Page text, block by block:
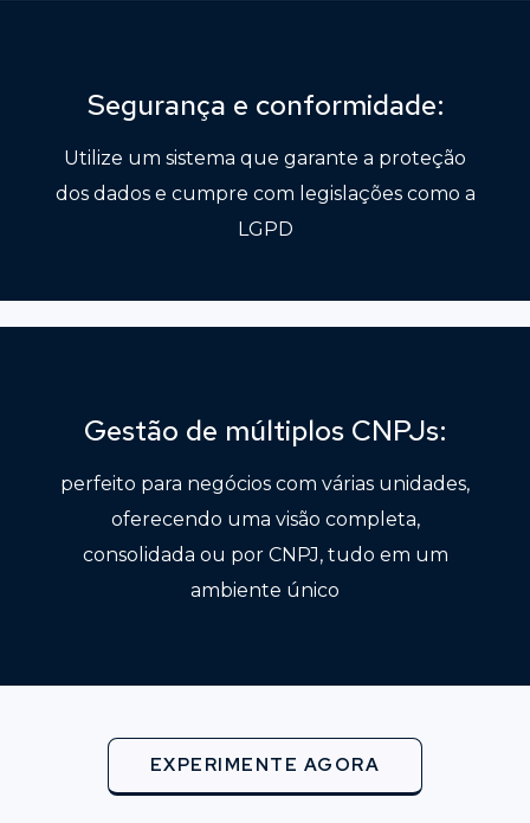
Segurança e conformidade:
Utilize um sistema que garante a proteção
dos dados e cumpre com legislações como a
LGPD
Gestão de múltiplos CNPJs:
perfeito para negócios com várias unidades,
oferecendo uma visão completa,
consolidada ou por CNPJ, tudo em um
ambiente único
EXPERIMENTE AGORA